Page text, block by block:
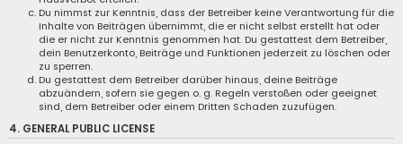
Du nimmst zur Kenntnis, dass der Betreiber keine Verantwortung für die
Inhalte von Beiträgen übernimmt, die er nicht selbst erstellt hat oder
die er nicht zur Kenntnis genommen hat. Du gestattest dem Betreiber,
dein Benutzerkonto, Beiträge und Funktionen jederzeit zu löschen oder
zu sperren.
Du gestattest dem Betreiber darüber hinaus, deine Beiträge
abzuändern, sofern sie gegen o. g. Regeln verstoßen oder geeignet
sind, dem Betreiber oder einem Dritten Schaden zuzufügen.
4. GENERAL PUBLIC LICENSE